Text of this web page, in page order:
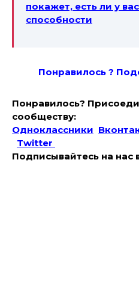
покажет, есть ли у
способности
Понравилось ?
Понравилось?
сообществу:
Одноклассники
Twitter
Подписывайтесь на наc